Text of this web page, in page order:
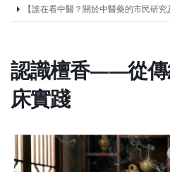
【誰在看中醫？關於中醫藥的市民研究
認識檀香——從傳
床實踐